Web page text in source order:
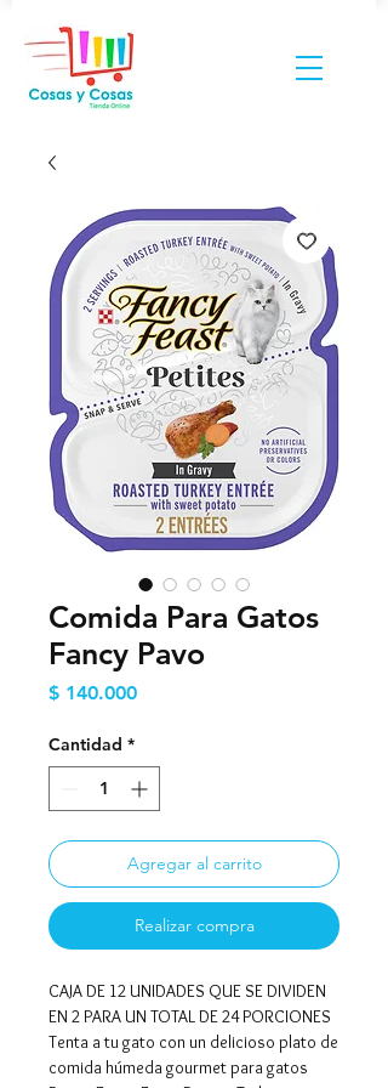
Comida Para Gatos
Fancy Pavo
$ 140.000Precio
Cantidad *
Agregar al carrito
Realizar compra
CAJA DE 12 UNIDADES QUE SE DIVIDEN
EN 2 PARA UN TOTAL DE 24 PORCIONES
Tenta a tu gato con un delicioso plato de
comida húmeda gourmet para gatos